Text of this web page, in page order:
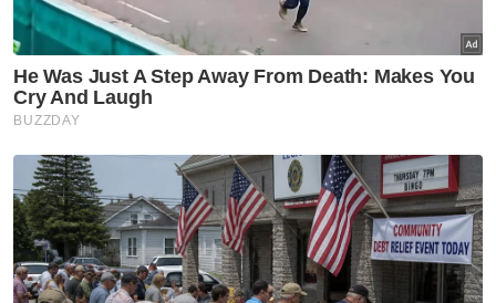
Jawab soalan kaji selidik dan
baucar tunai.
Apakah bangsa anda?
Melayu
Lain lain
Masuk | Daftar VPoints:0